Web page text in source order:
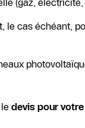
(gaz, électricité,
le cas échéant,
devis pour